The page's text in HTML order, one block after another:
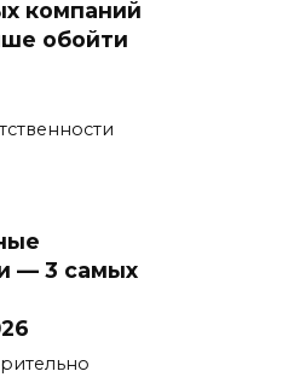
компаний
обойти
— 3 самых